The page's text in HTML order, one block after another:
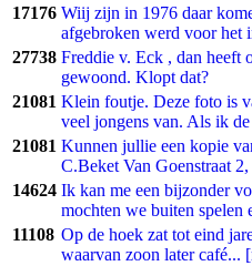
17176 Wiij zijn in 1976 daar
afgebroken werd voor het
27738 Freddie v. Eck , dan heeft
gewoond. Klopt dat?
21081 Klein foutje. Deze foto is
veel jongens van. Als ik
21081 Kunnen jullie een kopie
C.Beket Van Goenstraat
14624 Ik kan me een bijzonder
mochten we buiten spelen
11108 Op de hoek zat tot eind
waarvan zoon later café...